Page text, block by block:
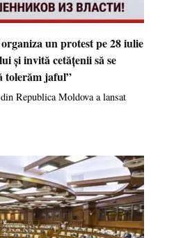
un protest pe 28 iulie
și invită cetățenii să se
tolerăm jaful”
Republica Moldova a lansat